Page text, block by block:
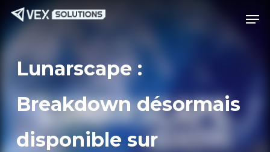
Passer
contenu
principalLunarscape :
Breakdown désormais
disponible sur